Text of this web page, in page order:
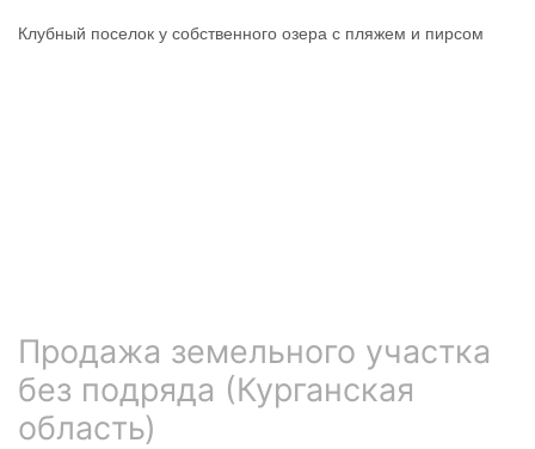
Клубный поселок у собственного озера с пляжем и пирсом
Продажа земельного участка
без подряда (Курганская
область)